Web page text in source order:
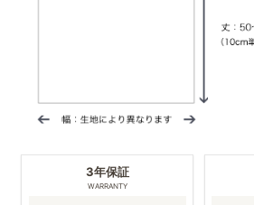
3年保証
WARRANTY